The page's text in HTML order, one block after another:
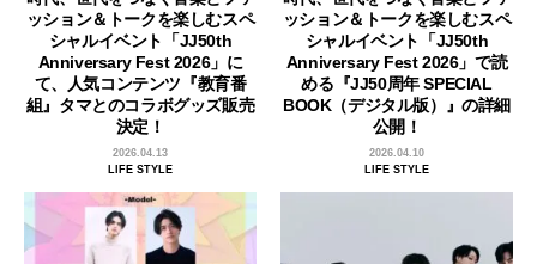
ッション＆トークを楽しむスペ
シャルイベント「JJ50th
Anniversary Fest 2026」に
て、人気コンテンツ『教育番
組』タマとのコラボグッズ販売
決定！
2026.04.13
LIFE STYLE
ッション＆トークを楽しむスペ
シャルイベント「JJ50th
Anniversary Fest 2026」で読
める『JJ50周年 SPECIAL
BOOK（デジタル版）』の詳細
公開！
2026.04.10
LIFE STYLE